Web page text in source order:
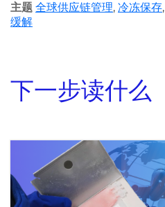
主题 全球供应链管理, 冷冻保存,
缓解
下一步读什么